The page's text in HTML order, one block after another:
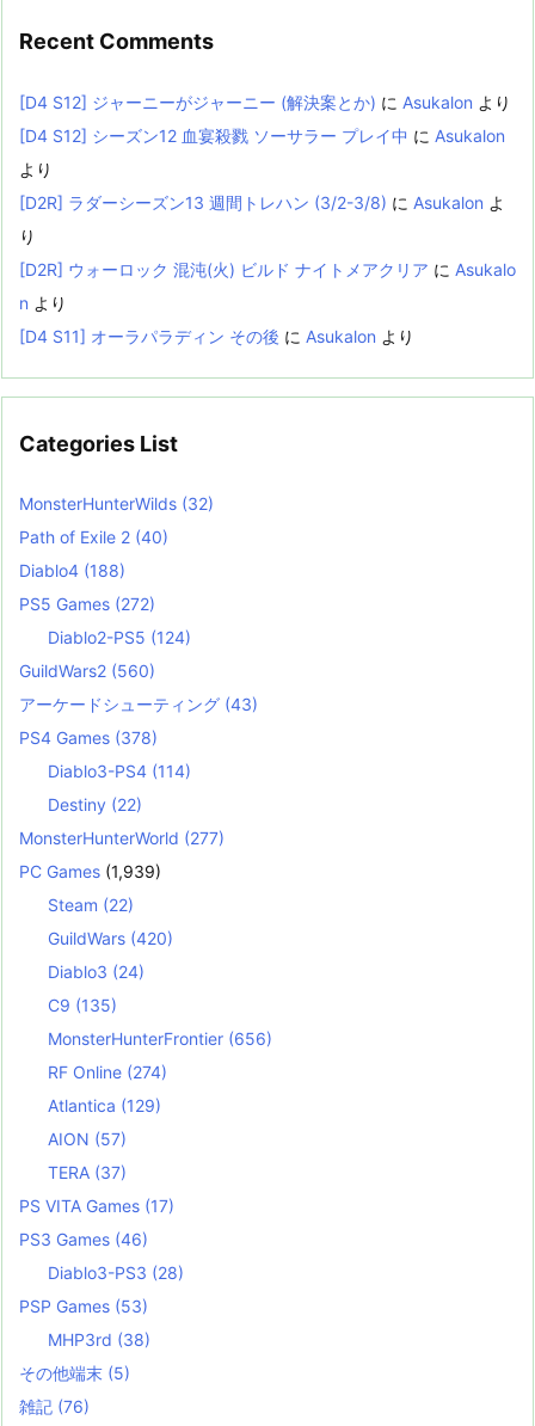
Recent Comments
[D4 S12] ジャーニーがジャーニー (解決案とか) に Asukalon より
[D4 S12] シーズン12 血宴殺戮 ソーサラー プレイ中 に Asukalon
より
[D2R] ラダーシーズン13 週間トレハン (3/2-3/8) に Asukalon よ
り
[D2R] ウォーロック 混沌(火) ビルド ナイトメアクリア に Asukalo
n より
[D4 S11] オーラパラディン その後 に Asukalon より
Categories List
MonsterHunterWilds (32)
Path of Exile 2 (40)
Diablo4 (188)
PS5 Games (272)
Diablo2-PS5 (124)
GuildWars2 (560)
アーケードシューティング (43)
PS4 Games (378)
Diablo3-PS4 (114)
Destiny (22)
MonsterHunterWorld (277)
PC Games (1,939)
Steam (22)
GuildWars (420)
Diablo3 (24)
C9 (135)
MonsterHunterFrontier (656)
RF Online (274)
Atlantica (129)
AION (57)
TERA (37)
PS VITA Games (17)
PS3 Games (46)
Diablo3-PS3 (28)
PSP Games (53)
MHP3rd (38)
その他端末 (5)
雑記 (76)